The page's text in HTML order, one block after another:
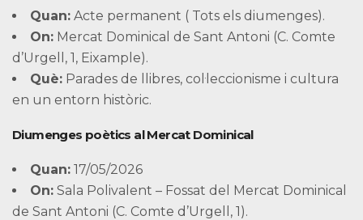
Quan: Acte permanent ( Tots els diumenges).
On: Mercat Dominical de Sant Antoni (C. Comte
d’Urgell, 1, Eixample).
Què: Parades de llibres, col·leccionisme i cultura
en un entorn històric.
Diumenges poètics al Mercat Dominical
Quan: 17/05/2026
On: Sala Polivalent – Fossat del Mercat Dominical
de Sant Antoni (C. Comte d’Urgell, 1).